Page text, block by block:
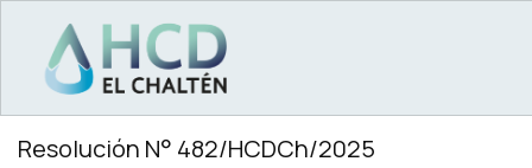
MAIN NAVIGATION
Resolución N° 482/HCDCh/2025